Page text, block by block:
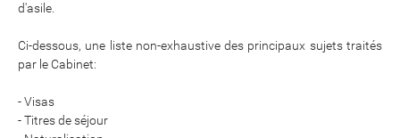
d'asile.
Ci-dessous, une liste non-exhaustive des principaux sujets traités
par le Cabinet:
- Visas
- Titres de séjour